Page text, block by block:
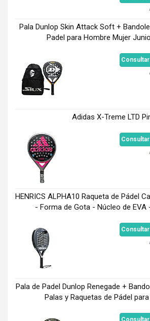
Pala Dunlop Skin Attack Soft +
Padel para Hombre Mujer
Adidas X-Treme LTD
HENRICS ALPHA10 Raqueta de Pádel
- Forma de Gota - Núcleo de EVA
Pala de Padel Dunlop Renegade +
Palas y Raquetas de Pádel